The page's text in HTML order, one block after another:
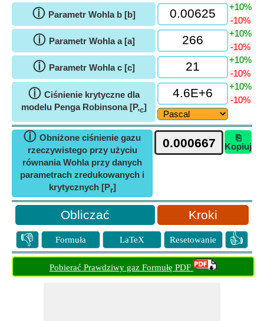
ⓘ Parametr Wohla b [b]
+10%
-10%
ⓘ Parametr Wohla a [a]
+10%
-10%
ⓘ Parametr Wohla c [c]
+10%
-10%
ⓘ Ciśnienie krytyczne dla
modelu Penga Robinsona [P,c]
+10%
-10%
ⓘ Obniżone ciśnienie gazu
rzeczywistego przy użyciu
równania Wohla przy danych
parametrach zredukowanych i
krytycznych [Pr]
⎘
Kopiuj
Kroki
👎 Formuła LaTeX Resetowanie 👍
Pobierać Prawdziwy gaz Formułę PDF